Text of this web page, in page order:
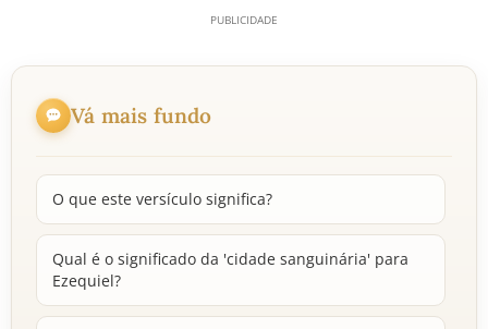
Vá mais fundo
O que este versículo significa?
Qual é o significado da 'cidade sanguinária' para
Ezequiel?